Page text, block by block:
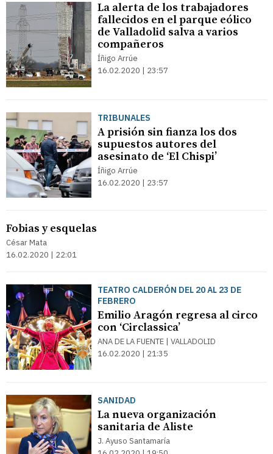
La alerta de los trabajadores
fallecidos en el parque eólico
de Valladolid salva a varios
compañeros
Íñigo Arrúe
16.02.2020 | 23:57
TRIBUNALES
A prisión sin fianza los dos
supuestos autores del
asesinato de ‘El Chispi’
Íñigo Arrúe
16.02.2020 | 23:57
Fobias y esquelas
César Mata
16.02.2020 | 22:01
TEATRO CALDERÓN DEL 20 AL 23 DE
FEBRERO
Emilio Aragón regresa al circo
con ‘Circlassica’
ANA DE LA FUENTE | VALLADOLID
16.02.2020 | 21:35
SANIDAD
La nueva organización
sanitaria de Aliste
J. Ayuso Santamaría